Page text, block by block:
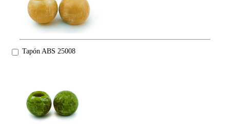
Tapón ABS 25008